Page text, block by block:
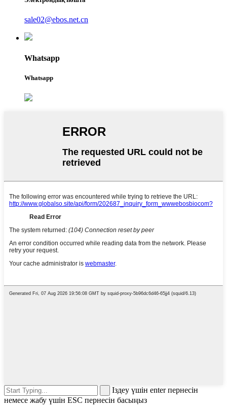
sale02@ebos.net.cn
Whatsapp
Whatsapp
Іздеу үшін enter пернесін
немесе жабу үшін ESC пернесін басыңыз